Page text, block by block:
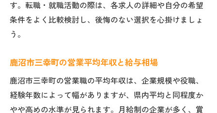
す。転職・就職活動の際は、各求人の詳細や自分の希望
条件をよく比較検討し、後悔のない選択を心掛けましょ
う。
鹿沼市三幸町の営業平均年収と給与相場
鹿沼市三幸町の営業職の平均年収は、企業規模や役職、
経験年数によって幅がありますが、県内平均と同程度か
やや高めの水準が見られます。月給制の企業が多く、賞